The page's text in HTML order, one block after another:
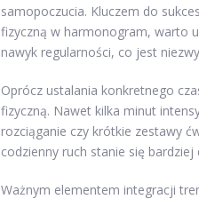
samopoczucia. Kluczem do
fizyczną w harmonogram, warto
nawyk regularności, co jest
Oprócz ustalania konkretnego
fizyczną. Nawet kilka minut
rozciąganie czy krótkie zestawy
codzienny ruch stanie się bardziej
Ważnym elementem integracji